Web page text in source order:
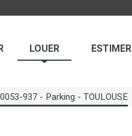
LOUER ESTIMER
937 - Parking - TOULOUSE